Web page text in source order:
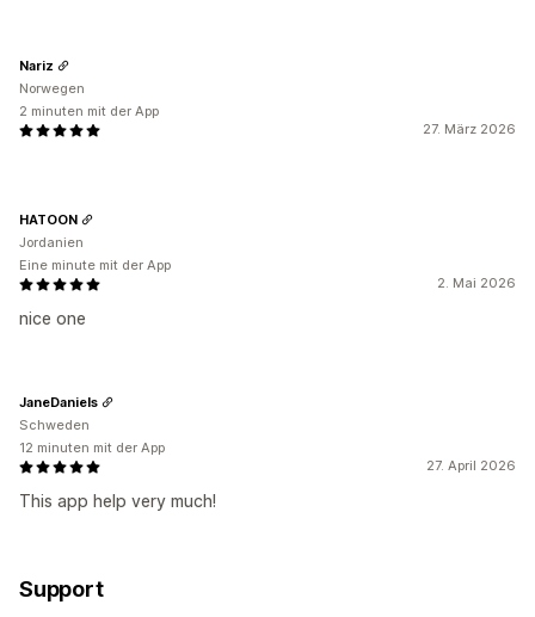
27. März 2026
Nariz
Norwegen
2 minuten mit der App
2. Mai 2026
nice one
HATOON
Jordanien
Eine minute mit der App
27. April 2026
This app help very much!
JaneDaniels
Schweden
12 minuten mit der App
Support